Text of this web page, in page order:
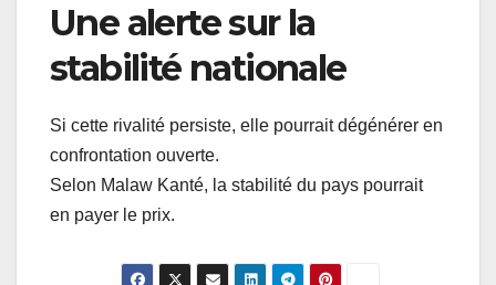
Une alerte sur la
stabilité nationale
Si cette rivalité persiste, elle pourrait dégénérer en
confrontation ouverte.
Selon Malaw Kanté, la stabilité du pays pourrait
en payer le prix.